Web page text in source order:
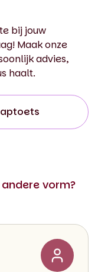
bij jouw
Maak onze
advies,
haalt.
vorm?